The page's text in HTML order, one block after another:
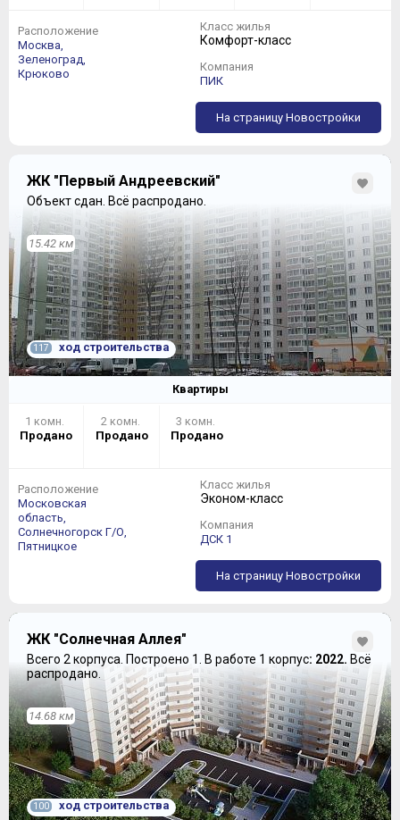
Расположение
Москва,
Зеленоград,
Крюково
Класс жилья
Комфорт-класс
Компания
ПИК
На страницу Новостройки
ЖК "Первый Андреевский"
Объект сдан. Всё распродано.
15.42 км
117 ход строительства
Квартиры
1 комн.
Продано
2 комн.
Продано
3 комн.
Продано
Расположение
Московская
область,
Солнечногорск Г/О,
Пятницкое
Класс жилья
Эконом-класс
Компания
ДСК 1
На страницу Новостройки
ЖК "Солнечная Аллея"
Всего 2 корпуса. Построено 1. В работе 1 корпус: 2022. Всё
распродано.
14.68 км
100 ход строительства